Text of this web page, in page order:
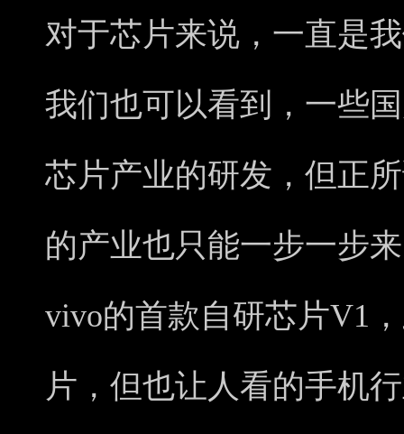
对于芯片来说，一直是
我们也可以看到，一些
芯片产业的研发，但正
的产业也只能一步一步
vivo的首款自研芯片V1
片，但也让人看的手机